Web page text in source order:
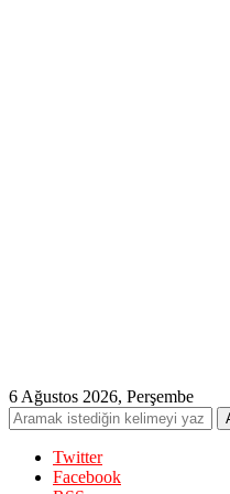
6 Ağustos 2026, Perşembe
Twitter
Facebook